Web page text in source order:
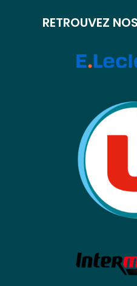
RETROUVEZ